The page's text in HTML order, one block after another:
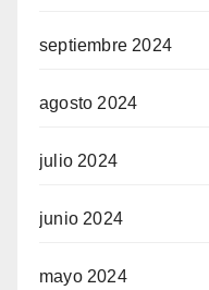
septiembre 2024
agosto 2024
julio 2024
junio 2024
mayo 2024